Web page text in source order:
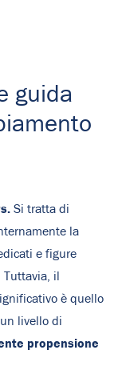
guida
Si tratta di
la
e figure
il
è quello
livello di
propensione